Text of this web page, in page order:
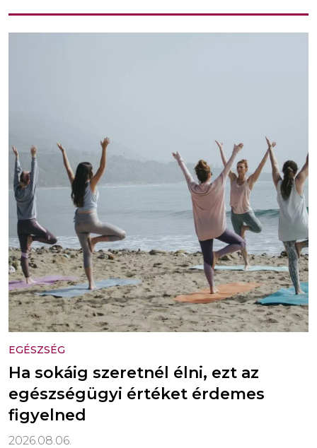
EGÉSZSÉG
Ha sokáig szeretnél élni, ezt az
egészségügyi értéket érdemes
figyelned
2026.08.06.